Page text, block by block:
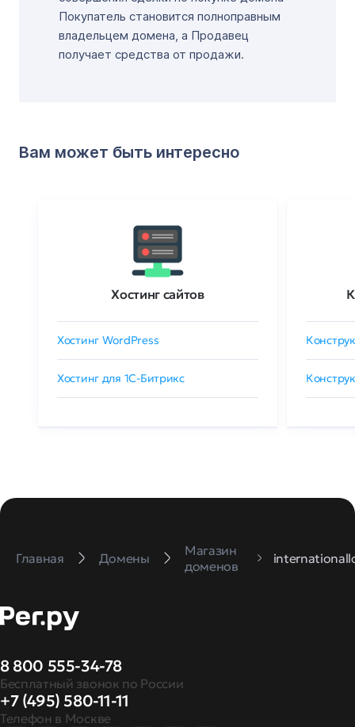
Покупатель становится полноправным
владельцем домена, а Продавец
получает средства от продажи.
Вам может быть интересно
Хостинг сайтов
Хостинг WordPress
Хостинг для 1C-Битрикс
Главная Домены
Магазин
доменов
8 800 555-34-78
Бесплатный звонок по России
+7 (495) 580-11-11
Телефон в Москве